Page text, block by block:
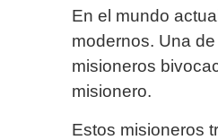
En el mundo
modernos. Una
misioneros
misionero.
Estos misioneros